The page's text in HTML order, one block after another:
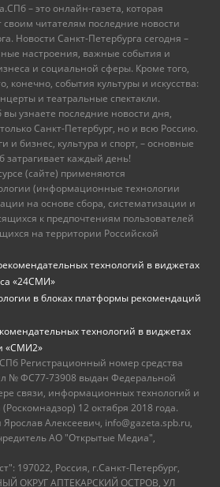
– это онлайн-газета, которая
читателям последние новости
Новости Санкт-Петербурга сегодня –
настроения, важные события и
и социальной сферы. Кроме того,
конечно, события культуры и искусства:
и театральные спектакли.
узнаете последние новости дня,
Санкт-Петербург, но и всю Россию.
и бизнес, культура и спорт, – основные
затрагивает каждый день!
(сайте) применяются
(информационные технологии
на основе сбора, систематизации и
к предпочтениям пользователей
на территории Российской
технологий в виджетах
«24СМИ»
в блоках платформы рекомендаций
технологий в виджетах
«СМИ2»
Регистрационный номер средства
№ ФС77-73908 выдан Федеральной
связи, информационных технологий и
12 октября 2018 года.
Алексеевич, info@gazeta.spb.ru,
АО "Открытые Медиа",
197022, Россия, г.Санкт-Петербург,
ОКРУГ АПТЕКАРСКИЙ ОСТРОВ, УЛ